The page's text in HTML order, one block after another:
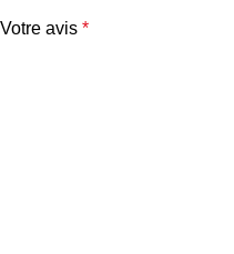
Votre avis *